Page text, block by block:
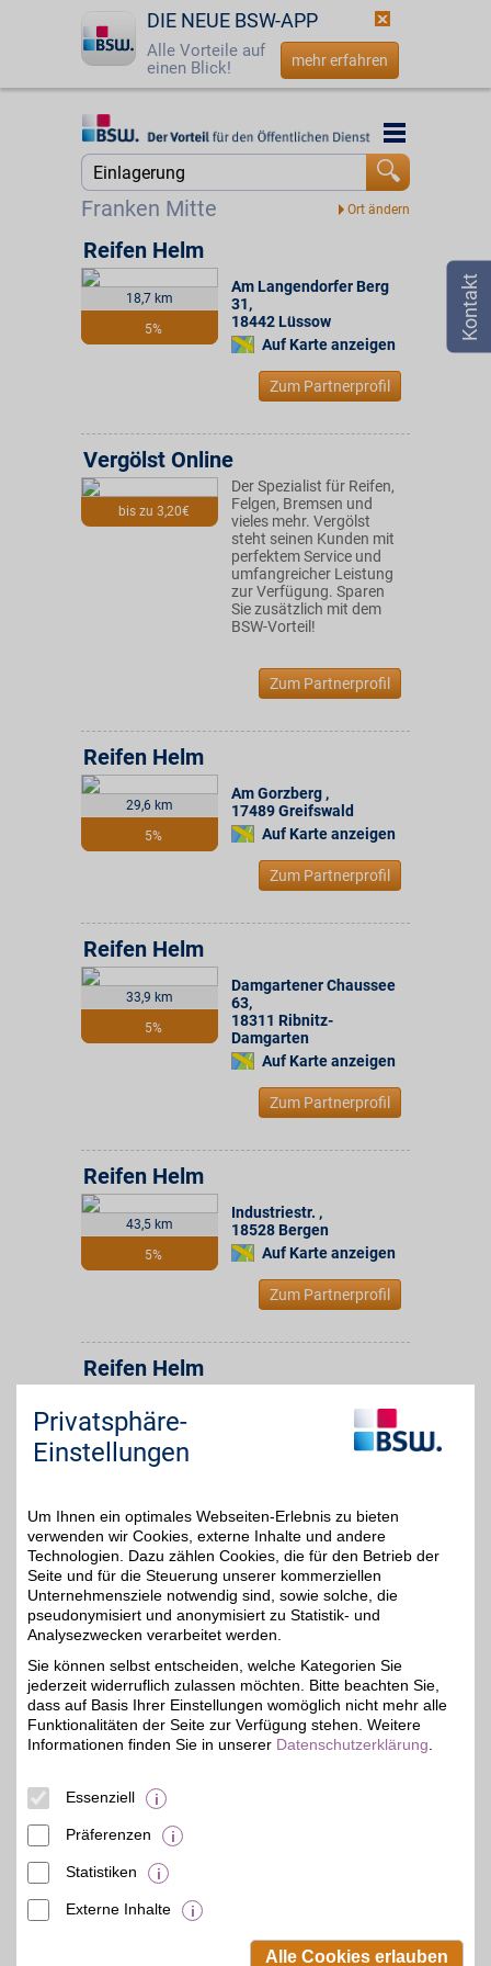
DIE NEUE BSW-APP
Alle Vorteile auf
einen Blick!
mehr erfahren
Startseite
Jetzt BSW-Mitglied werden
Login
☎ 0800 - 279 25 82
Franken Mitte
Startseite
Suche
18,7 km
5%
Reifen Helm
Am Langendorfer Berg
31,
18442 Lüssow
Auf Karte anzeigen
Zum Partnerprofil
bis zu 3,20€
Vergölst Online
Der Spezialist für Reifen,
Felgen, Bremsen und
vieles mehr. Vergölst
steht seinen Kunden mit
perfektem Service und
umfangreicher Leistung
zur Verfügung. Sparen
Sie zusätzlich mit dem
BSW-Vorteil!
Zum Partnerprofil
29,6 km
5%
Reifen Helm
Am Gorzberg ,
17489Greifswald
Auf Karte anzeigen
Zum Partnerprofil
33,9 km
5%
Reifen Helm
Damgartener Chaussee
63,
18311 Ribnitz-
Damgarten
Auf Karte anzeigen
Zum Partnerprofil
43,5 km
5%
Reifen Helm
Industriestr. ,
18528 Bergen
Auf Karte anzeigen
Zum Partnerprofil
48,8 km
5%
Reifen Helm
Auf Karte anzeigen
27,5 km
5%
EUROMASTER
Dem Experten für Reifen
und Autoservice
vertrauen: EUROMASTER
bietet ein zuverlässiges
und umfangreiches
Serviceangebot - von
Autoservice bis Zubehör.
BSW-Mitglieder
profitieren in über 300
Filialen vom BSW-Vorteil.
Beamten-Selbsthilfewerk GmbH.
Privatsphäre-
Einstellungen
Um Ihnen ein optimales Webseiten-Erlebnis zu bieten
verwenden wir Cookies, externe Inhalte und andere
Technologien. Dazu zählen Cookies, die für den Betrieb der
Seite und für die Steuerung unserer kommerziellen
Unternehmensziele notwendig sind, sowie solche, die
pseudonymisiert und anonymisiert zu Statistik- und
Analysezwecken verarbeitet werden.
Sie können selbst entscheiden, welche Kategorien Sie
jederzeit widerruflich zulassen möchten. Bitte beachten Sie,
dass auf Basis Ihrer Einstellungen womöglich nicht mehr alle
Funktionalitäten der Seite zur Verfügung stehen. Weitere
Informationen finden Sie in unserer Datenschutzerklärung
Essenziell
Präferenzen
Statistiken
Externe Inhalte
Alle Cookies erlauben